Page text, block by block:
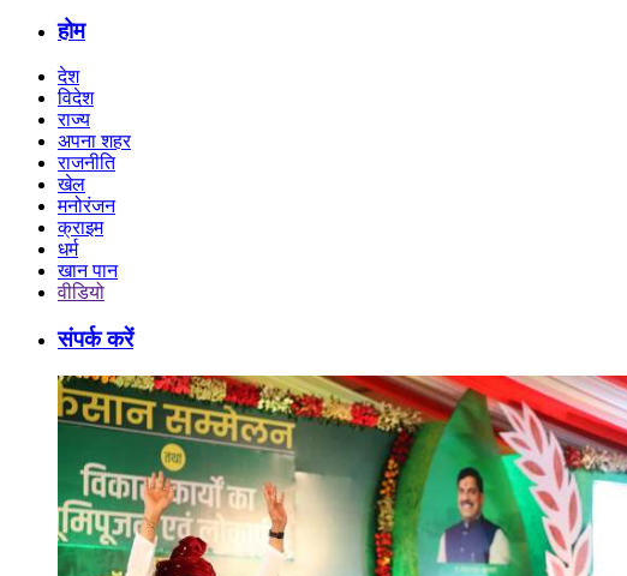
होम
देश
विदेश
राज्य
अपना शहर
राजनीति
खेल
मनोरंजन
क्राइम
धर्म
खान पान
वीडियो
संपर्क करें